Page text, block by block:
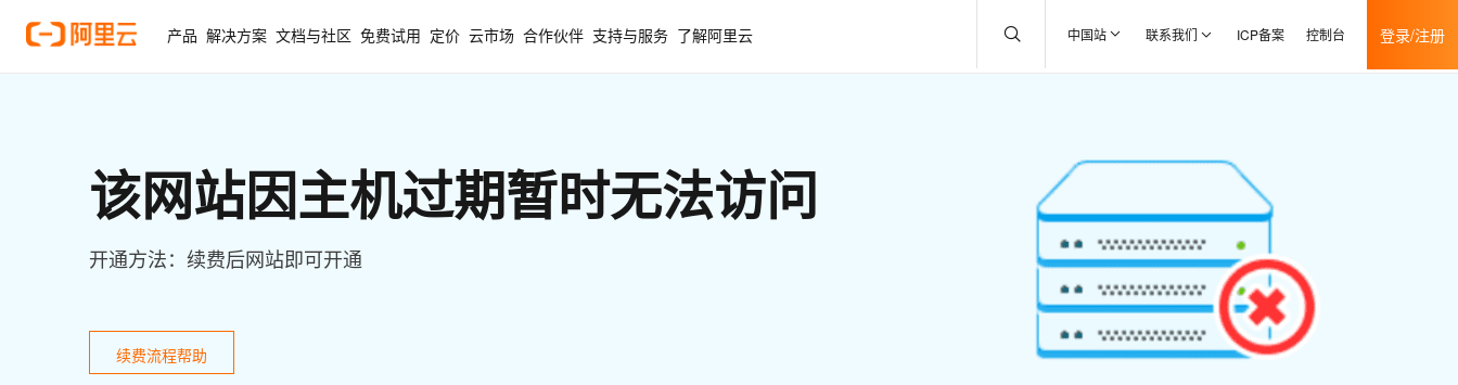
产品 解决方案 文档与社区 免费试用 定价 云市场 合作伙伴 支持与服务 了解阿里云 中国站 联系我们 ICP备案 控制台 登录/注册
该网站因主机过期暂时无法访问
开通方法：续费后网站即可开通
续费流程帮助